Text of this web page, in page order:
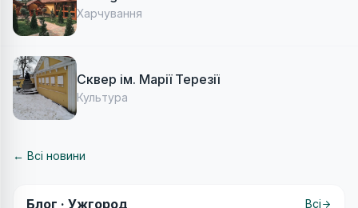
Харчування
Сквер ім. Марії Терезії
Культура
← Всі новини
Блог · Ужгород Всі